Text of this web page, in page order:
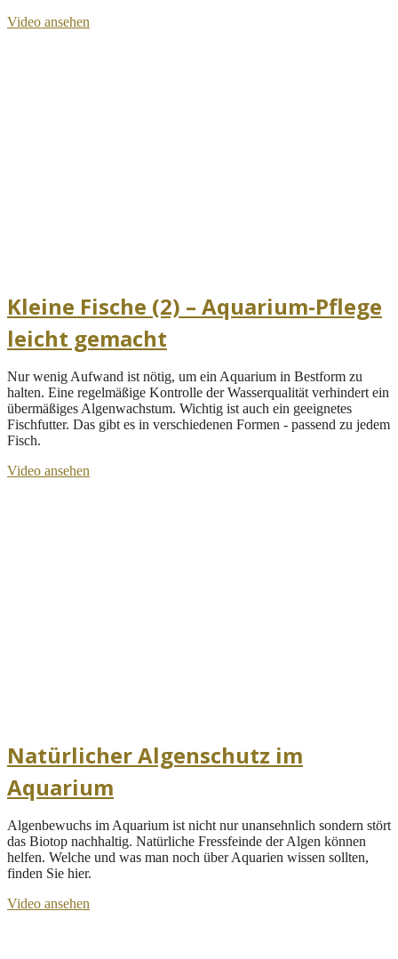
Video ansehen
Kleine Fische (2) – Aquarium-Pflege
leicht gemacht
Nur wenig Aufwand ist nötig, um ein Aquarium in Bestform zu
halten. Eine regelmäßige Kontrolle der Wasserqualität verhindert ein
übermäßiges Algenwachstum. Wichtig ist auch ein geeignetes
Fischfutter. Das gibt es in verschiedenen Formen - passend zu jedem
Fisch.
Video ansehen
Natürlicher Algenschutz im
Aquarium
Algenbewuchs im Aquarium ist nicht nur unansehnlich sondern stört
das Biotop nachhaltig. Natürliche Fressfeinde der Algen können
helfen. Welche und was man noch über Aquarien wissen sollten,
finden Sie hier.
Video ansehen